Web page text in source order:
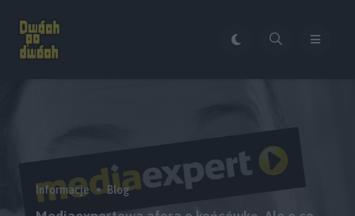
Informacje Blog